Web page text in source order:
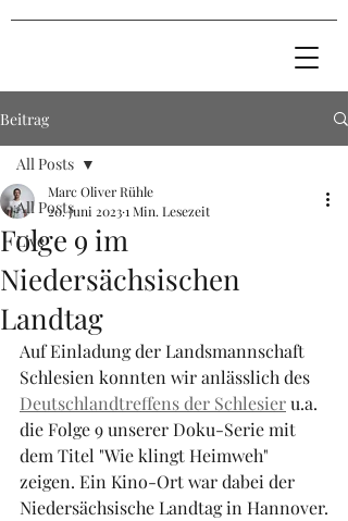
Beitrag
All Posts
Live
All Posts
Folge 9 im
Niedersächsischen
Landtag
Marc Oliver Rühle
20. Juni 20231 Min. Lesezeit
Auf Einladung der Landsmannschaft
Schlesien konnten wir anlässlich des
Deutschlandtreffens der Schlesier u.a.
die Folge 9 unserer Doku-Serie mit
dem Titel "Wie klingt Heimweh"
zeigen. Ein Kino-Ort war dabei der
Niedersächsische Landtag in Hannover.